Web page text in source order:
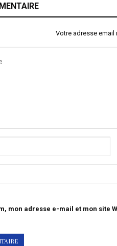
Votre adresse email
mon adresse e-mail et mon site